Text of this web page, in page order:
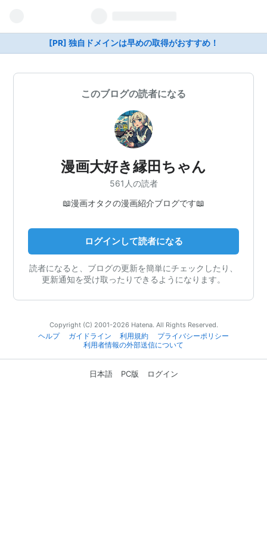
[PR] 独自ドメインは早めの取得がおすすめ！
このブログの読者になる
漫画大好き縁田ちゃん
561人の読者
📖漫画オタクの漫画紹介ブログです📖
ログインして読者になる
読者になると、ブログの更新を簡単にチェックしたり、
更新通知を受け取ったりできるようになります。
Copyright (C) 2001-2026 Hatena. All Rights Reserved.
ヘルプ
ガイドライン 利用規約
プライバシーポリシー
利用者情報の外部送信について
日本語 PC版 ログイン